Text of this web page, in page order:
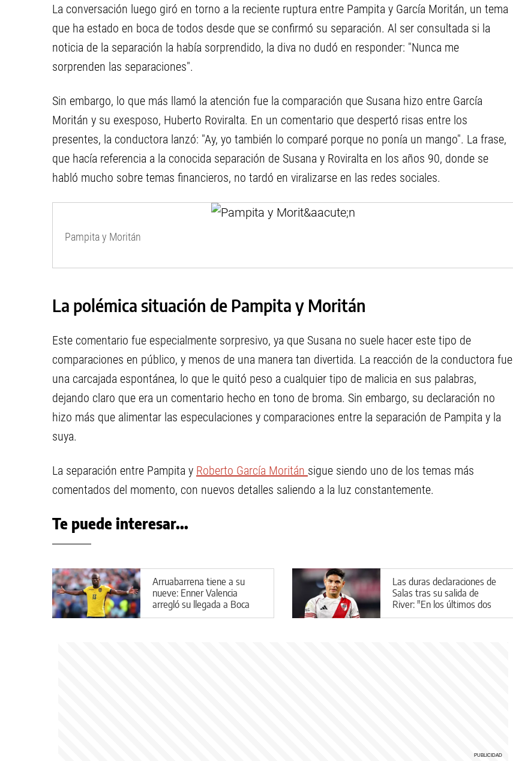
La conversación luego giró en torno a la reciente ruptura entre Pampita y García Moritán, un tema
que ha estado en boca de todos desde que se confirmó su separación. Al ser consultada si la
noticia de la separación la había sorprendido, la diva no dudó en responder: "Nunca me
sorprenden las separaciones".
Sin embargo, lo que más llamó la atención fue la comparación que Susana hizo entre García
Moritán y su exesposo, Huberto Roviralta. En un comentario que despertó risas entre los
presentes, la conductora lanzó: "Ay, yo también lo comparé porque no ponía un mango". La frase,
que hacía referencia a la conocida separación de Susana y Roviralta en los años 90, donde se
habló mucho sobre temas financieros, no tardó en viralizarse en las redes sociales.
Pampita y Moritán
La polémica situación de Pampita y Moritán
Este comentario fue especialmente sorpresivo, ya que Susana no suele hacer este tipo de
comparaciones en público, y menos de una manera tan divertida. La reacción de la conductora fue
una carcajada espontánea, lo que le quitó peso a cualquier tipo de malicia en sus palabras,
dejando claro que era un comentario hecho en tono de broma. Sin embargo, su declaración no
hizo más que alimentar las especulaciones y comparaciones entre la separación de Pampita y la
suya.
La separación entre Pampita y Roberto García Moritán sigue siendo uno de los temas más
comentados del momento, con nuevos detalles saliendo a la luz constantemente.
Te puede interesar...
Arruabarrena tiene a su
nueve: Enner Valencia
arregló su llegada a Boca
Las duras declaraciones de
Salas tras su salida de
River: "En los últimos dos
meses no me sentí jugador"